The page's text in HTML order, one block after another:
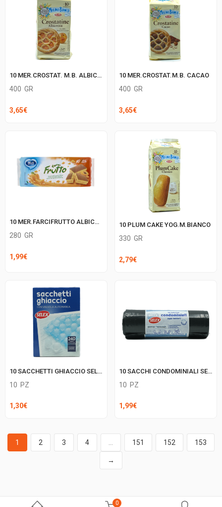
0
10 MER.CROSTAT. M.B. ALBICOCCA
400 GR
3,65€
10 MER.CROSTAT.M.B. CACAO
400 GR
3,65€
10 MER.FARCIFRUTTO ALBICOCCA MIDI
280 GR
1,99€
10 PLUM CAKE YOG.M.BIANCO
330 GR
2,79€
10 SACCHETTI GHIACCIO SELEX
10 PZ
1,30€
10 SACCHI CONDOMINIALI SELEX NERI 70X110
10 PZ
1,99€
1 2 3 4 … 151 152 153
→